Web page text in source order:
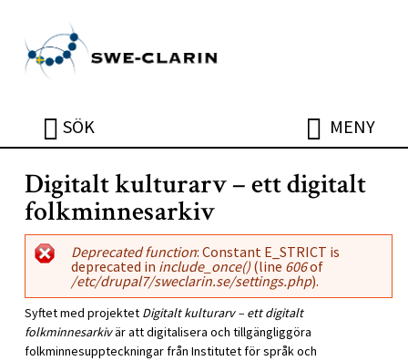
ÖPPNA
SÖK ÖPPNA
MENY
Digitalt kulturarv – ett digitalt
folkminnesarkiv
Felmeddelande
Deprecated function: Constant E_STRICT is
deprecated in include_once() (line 606of
/etc/drupal7/sweclarin.se/settings.php).
Syftet med projektet Digitalt kulturarv – ett digitalt
folkminnesarkivär att digitalisera och tillgängliggöra
folkminnesuppteckningar från Institutet för språk och